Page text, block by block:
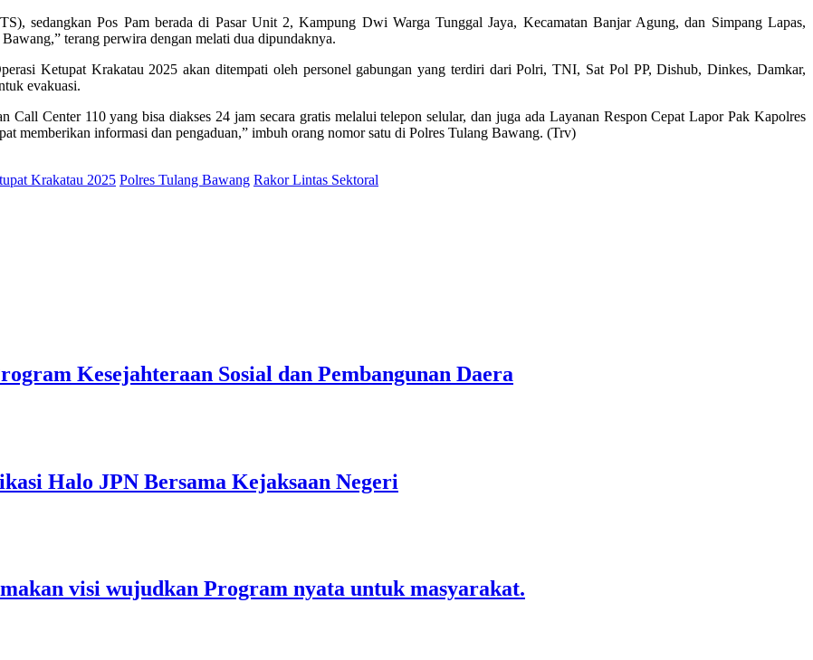
sedangkan Pos Pam berada di Pasar Unit 2, Kampung Dwi Warga Tunggal Jaya, Kecamatan Banjar Agung, dan Simpang Lapas,
terang perwira dengan melati dua dipundaknya.
Ketupat Krakatau 2025 akan ditempati oleh personel gabungan yang terdiri dari Polri, TNI, Sat Pol PP, Dishub, Dinkes, Damkar,
evakuasi.
Call Center 110 yang bisa diakses 24 jam secara gratis melalui telepon selular, dan juga ada Layanan Respon Cepat Lapor Pak Kapolres
memberikan informasi dan pengaduan,” imbuh orang nomor satu di Polres Tulang Bawang. (Trv)
Krakatau 2025 Polres Tulang Bawang Rakor Lintas Sektoral
Kesejahteraan Sosial dan Pembangunan Daera
Halo JPN Bersama Kejaksaan Negeri
visi wujudkan Program nyata untuk masyarakat.